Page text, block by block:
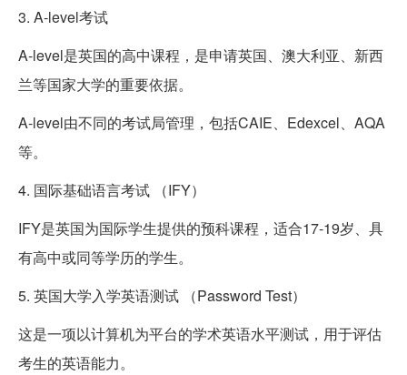
3. A-level考试
A-level是英国的高中课程，是申请英国、澳大利亚、新西
兰等国家大学的重要依据。
A-level由不同的考试局管理，包括CAIE、Edexcel、AQA
等。
4. 国际基础语言考试 （IFY）
IFY是英国为国际学生提供的预科课程，适合17-19岁、具
有高中或同等学历的学生。
5. 英国大学入学英语测试 （Password Test）
这是一项以计算机为平台的学术英语水平测试，用于评估
考生的英语能力。